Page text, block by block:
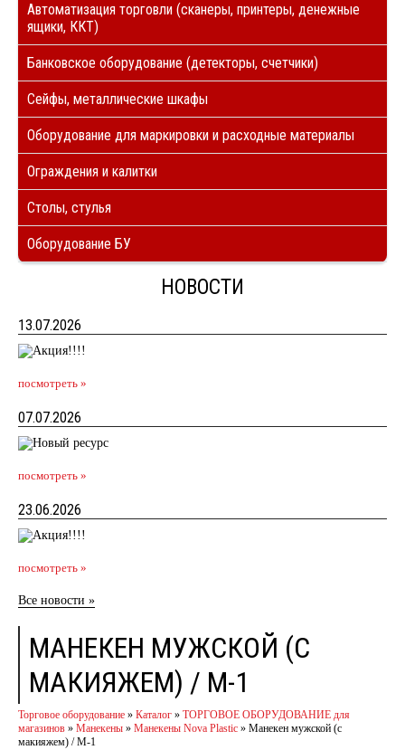
Автоматизация торговли (сканеры, принтеры, денежные
ящики, ККТ)
Банковское оборудование (детекторы, счетчики)
Сейфы, металлические шкафы
Оборудование для маркировки и расходные материалы
Ограждения и калитки
Столы, стулья
Оборудование БУ
НОВОСТИ
13.07.2026
посмотреть »
07.07.2026
посмотреть »
23.06.2026
посмотреть »
Все новости »
МАНЕКЕН МУЖСКОЙ (С
МАКИЯЖЕМ) / M-1
Торговое оборудование » Каталог » ТОРГОВОЕ ОБОРУДОВАНИЕ для
магазинов » Манекены » Манекены Nova Plastic » Манекен мужской (с
макияжем) / M-1